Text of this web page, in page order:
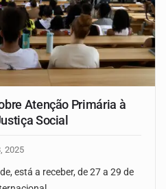
Atenção Primária à
Social
2025
está a receber, de 27 a 29 de